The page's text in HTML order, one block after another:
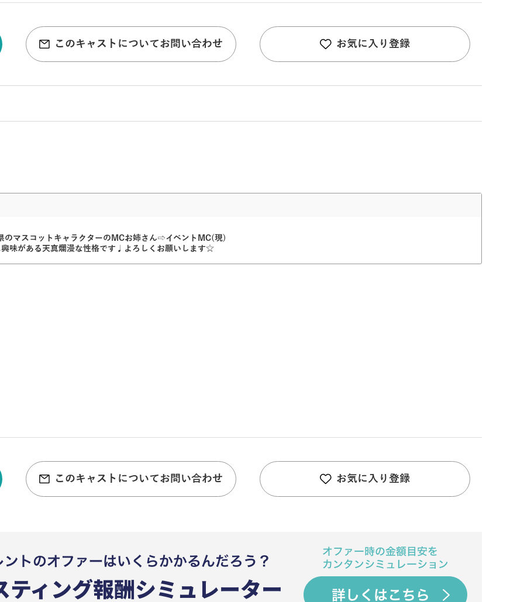
このキャストについてお問い合わせ お気に入り登録
マスコットキャラクターのMCお姉さん⇨イベントMC(現)
味がある天真爛漫な性格です♩よろしくお願いします☆
このキャストについてお問い合わせ お気に入り登録